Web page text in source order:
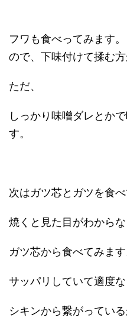
フワも食べってみます
ので、下味付けて揉む方
ただ、
しっかり味噌ダレとか
す。
次はガツ芯とガツを食べ
焼くと見た目がわからな
ガツ芯から食べてみます
サッパリしていて適度
シキンから繋がってい